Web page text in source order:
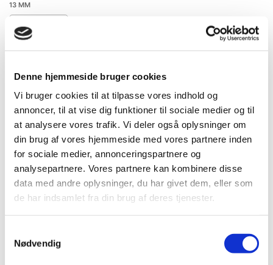
Denne hjemmeside bruger cookies
Vi bruger cookies til at tilpasse vores indhold og
annoncer, til at vise dig funktioner til sociale medier og til
at analysere vores trafik. Vi deler også oplysninger om
din brug af vores hjemmeside med vores partnere inden
for sociale medier, annonceringspartnere og
analysepartnere. Vores partnere kan kombinere disse
data med andre oplysninger, du har givet dem, eller som
de har indsamlet fra din brug af deres tjenester.
Nødvendig
13 MM
Specifikationer
DB.nr. 2037351
EAN-nr. 6923295811103
Bedst sælgende i Lommebåndmål